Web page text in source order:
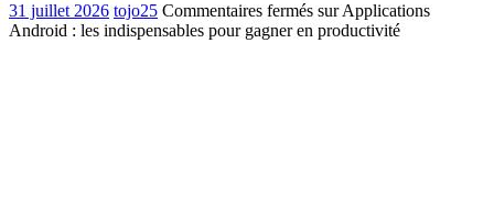
31 juillet 2026 tojo25 Commentaires fermés sur Applications
Android : les indispensables pour gagner en productivité